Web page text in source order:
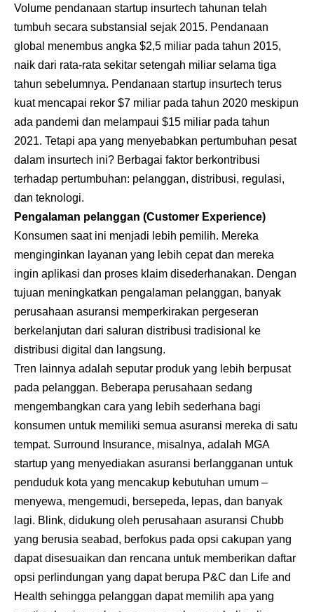
Volume pendanaan startup insurtech tahunan telah
tumbuh secara substansial sejak 2015. Pendanaan
global menembus angka $2,5 miliar pada tahun 2015,
naik dari rata-rata sekitar setengah miliar selama tiga
tahun sebelumnya. Pendanaan startup insurtech terus
kuat mencapai rekor $7 miliar pada tahun 2020 meskipun
ada pandemi dan melampaui $15 miliar pada tahun
2021. Tetapi apa yang menyebabkan pertumbuhan pesat
dalam insurtech ini? Berbagai faktor berkontribusi
terhadap pertumbuhan: pelanggan, distribusi, regulasi,
dan teknologi.
Pengalaman pelanggan (Customer Experience)
Konsumen saat ini menjadi lebih pemilih. Mereka
menginginkan layanan yang lebih cepat dan mereka
ingin aplikasi dan proses klaim disederhanakan. Dengan
tujuan meningkatkan pengalaman pelanggan, banyak
perusahaan asuransi memperkirakan pergeseran
berkelanjutan dari saluran distribusi tradisional ke
distribusi digital dan langsung.
Tren lainnya adalah seputar produk yang lebih berpusat
pada pelanggan. Beberapa perusahaan sedang
mengembangkan cara yang lebih sederhana bagi
konsumen untuk memiliki semua asuransi mereka di satu
tempat. Surround Insurance, misalnya, adalah MGA
startup yang menyediakan asuransi berlangganan untuk
penduduk kota yang mencakup kebutuhan umum –
menyewa, mengemudi, bersepeda, lepas, dan banyak
lagi. Blink, didukung oleh perusahaan asuransi Chubb
yang berusia seabad, berfokus pada opsi cakupan yang
dapat disesuaikan dan rencana untuk memberikan daftar
opsi perlindungan yang dapat berupa P&C dan Life and
Health sehingga pelanggan dapat memilih apa yang